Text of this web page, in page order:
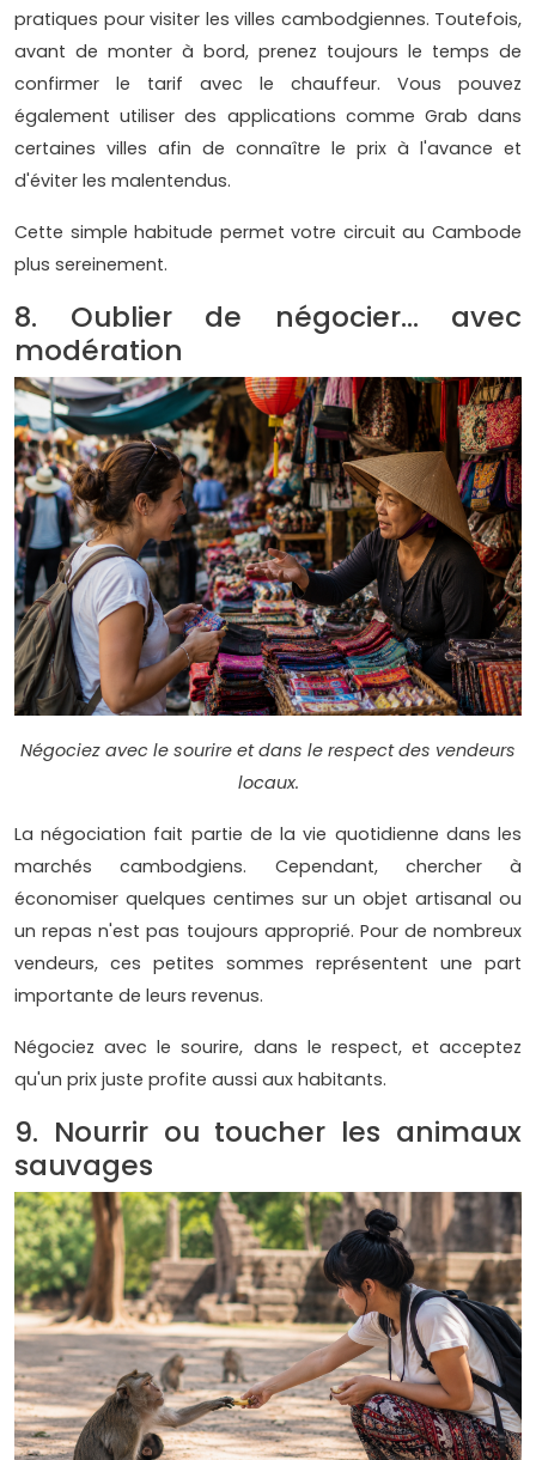
pratiques pour visiter les villes cambodgiennes. Toutefois,
avant de monter à bord, prenez toujours le temps de
confirmer le tarif avec le chauffeur. Vous pouvez
également utiliser des applications comme Grab dans
certaines villes afin de connaître le prix à l'avance et
d'éviter les malentendus.
Cette simple habitude permet votre circuit au Cambode
plus sereinement.
8. Oublier de négocier… avec
modération
Négociez avec le sourire et dans le respect des vendeurs
locaux.
La négociation fait partie de la vie quotidienne dans les
marchés cambodgiens. Cependant, chercher à
économiser quelques centimes sur un objet artisanal ou
un repas n'est pas toujours approprié. Pour de nombreux
vendeurs, ces petites sommes représentent une part
importante de leurs revenus.
Négociez avec le sourire, dans le respect, et acceptez
qu'un prix juste profite aussi aux habitants.
9. Nourrir ou toucher les animaux
sauvages